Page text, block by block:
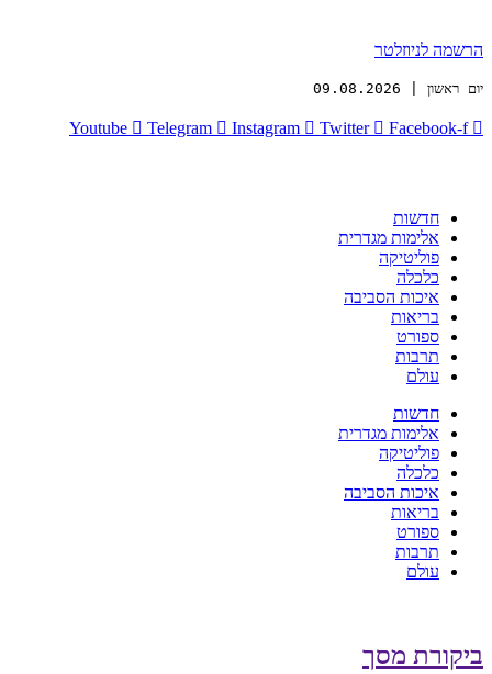
הרשמה לניוזלטר
יום ראשון | 09.08.2026
Youtube Telegram Instagram Twitter Facebook-f
חדשות
אלימות מגדרית
פוליטיקה
כלכלה
איכות הסביבה
בריאות
ספורט
תרבות
עולם
חדשות
אלימות מגדרית
פוליטיקה
כלכלה
איכות הסביבה
בריאות
ספורט
תרבות
עולם
ביקורת מסך